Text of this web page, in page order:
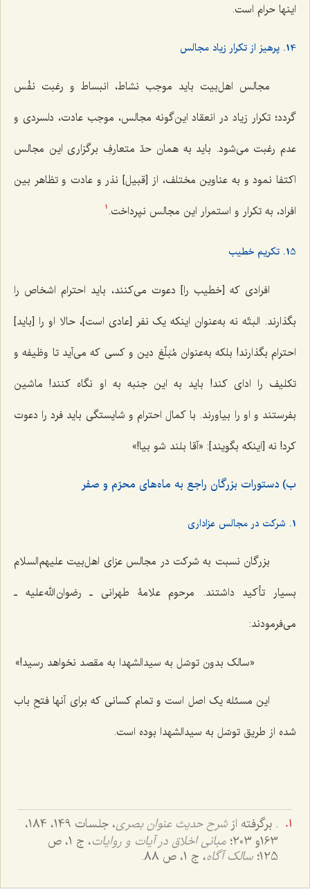
اینها حرام است.
14. پرهیز از تکرار زیاد مجالس
مجالس اهل‌بیت باید موجب نشاط، انبساط و رغبت نفْس
گردد؛ تکرار زیاد در انعقاد این‌گونه مجالس، موجب عادت، دلسردی و
عدم رغبت می‌شود. باید به همان حدّ متعارفِ برگزاری این مجالس
اکتفا نمود و به عناوین مختلف، از [قبیل] نذر و عادت و تظاهر بین
افراد، به تکرار و استمرار این مجالس نپرداخت. 1
15. تکریم خطیب
افرادی که [خطیب را] دعوت می‌کنند، باید احترام اشخاص را
بگذارند. البتّه نه به‌عنوان اینکه یک نفر [عادی است]، حالا او را [باید]
احترام بگذارند! بلکه به‌عنوان مُبَلّغ دین و کسی که می‌آید تا وظیفه و
تکلیف را ادای کند! باید به این جنبه به او نگاه کنند! ماشین
بفرستند و او را بیاورند. با کمال احترام و شایستگی باید فرد را دعوت
کرد! نه [اینکه بگویند]: «آقا بلند شو بیا!»
ب) دستورات بزرگان راجع به ماه‌های محرّم و صفر
1. شرکت در مجالس عزاداری
بزرگان نسبت به شرکت در مجالس عزای اهل‌بیت علیهم‌السلام
بسیار تأکید داشتند. مرحوم علامۀ طهرانی ـ رضوان الله علیه ـ
می‌فرمودند:
«سالک بدون توسّل به سیدالشهدا به مقصد نخواهد رسید!»
این مسئله یک اصل است و تمام کسانی که برای آنها فتحِ باب
شده از طریق توسّل به سیدالشهدا بوده است.
. برگرفته از شرح حدیث عنوان بصری
، جلسات 149، 184،
163و 203؛
مبانی اخلاق در آیات و روایات
، ج 1، ص
125؛ سالک آگاه، ج 1، ص 88.